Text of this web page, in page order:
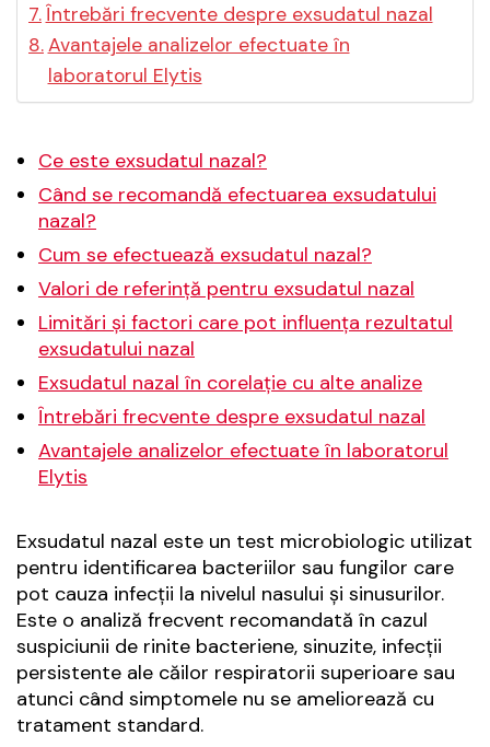
Întrebări frecvente despre exsudatul nazal
Avantajele analizelor efectuate în
laboratorul Elytis
Ce este exsudatul nazal?
Când se recomandă efectuarea exsudatului
nazal?
Cum se efectuează exsudatul nazal?
Valori de referință pentru exsudatul nazal
Limitări și factori care pot influența rezultatul
exsudatului nazal
Exsudatul nazal în corelație cu alte analize
Întrebări frecvente despre exsudatul nazal
Avantajele analizelor efectuate în laboratorul
Elytis
Exsudatul nazal este un test microbiologic utilizat
pentru identificarea bacteriilor sau fungilor care
pot cauza infecții la nivelul nasului și sinusurilor.
Este o analiză frecvent recomandată în cazul
suspiciunii de rinite bacteriene, sinuzite, infecții
persistente ale căilor respiratorii superioare sau
atunci când simptomele nu se ameliorează cu
tratament standard.